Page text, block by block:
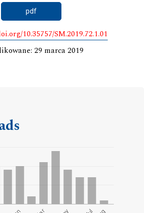
pdf
10.35757/SM.2019.72.1.01
29 marca 2019